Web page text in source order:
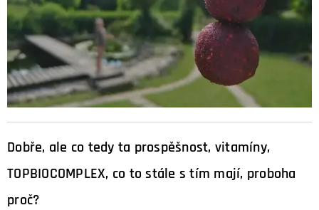
Dobře, ale co tedy ta prospěšnost, vitamíny,
TOPBIOCOMPLEX, co to stále s tím mají, proboha
proč?